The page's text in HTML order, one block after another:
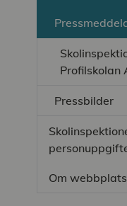
Profilskolan
Pressbilder
Om